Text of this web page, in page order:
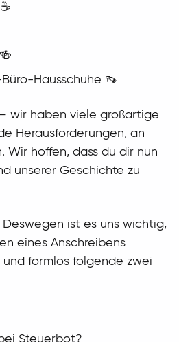
Hausschuhe 👡
wir haben viele großartige
Herausforderungen, an
hoffen, dass du dir nun
unserer Geschichte zu
ist es uns wichtig,
eines Anschreibens
formlos folgende zwei
Steuerbot?